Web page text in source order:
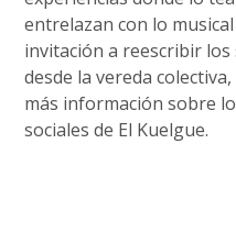
entrelazan con lo
invitación a reescribir
desde la vereda
más información sobre
sociales de El Kuelgue.